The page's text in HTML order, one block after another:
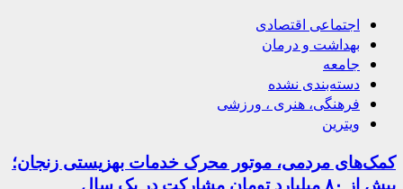
اجتماعی اقتصادی
بهداشت و درمان
جامعه
دسته‌بندی نشده
فرهنگی، هنری ، ورزشی
ویترین
کمک‌های مردمی، موتور محرک خدمات بهزیستی زنجان؛
بیش از ۸۰ میلیارد تومان مشارکت در یک سال